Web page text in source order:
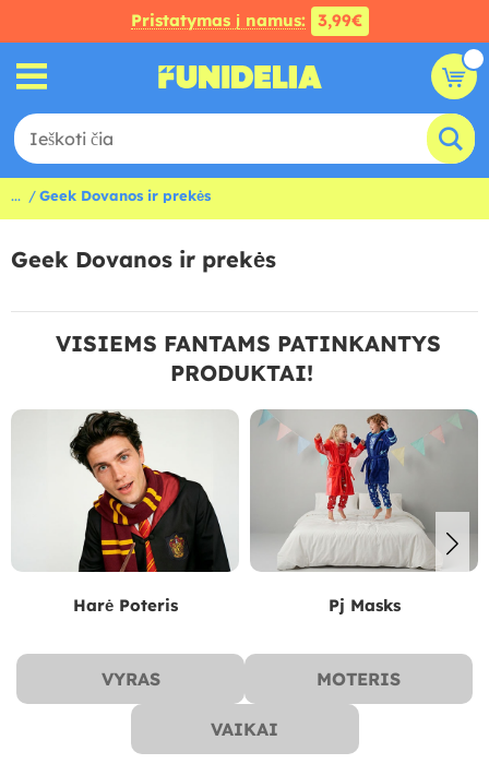
Pristatymas į namus: 3,99€
... Geek Dovanos ir prekės
Geek Dovanos ir prekės
VISIEMS FANTAMS PATINKANTYS
PRODUKTAI!
Harė Poteris Pj Masks
VYRAS MOTERIS
VAIKAI